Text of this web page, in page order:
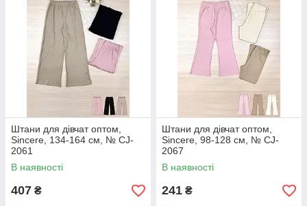
Штани для дівчат оптом,
Sincere, 134-164 см, № CJ-
2061
В наявності
407 ₴
Штани для дівчат оптом,
Sincere, 98-128 см, № CJ-
2067
В наявності
241 ₴